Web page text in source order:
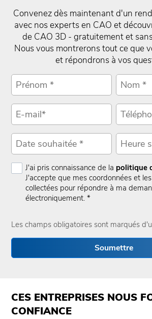
Convenez dès maintenant d'un
avec nos experts en CAO et
de CAO 3D - gratuitement et
Nous vous montrerons tout ce que
et répondrons à vos
J'ai pris connaissance de la politique
J'accepte que mes coordonnées et
collectées pour répondre à ma
électroniquement. *
Les champs obligatoires sont marqués
Soumettre
CES ENTREPRISES NOUS
CONFIANCE